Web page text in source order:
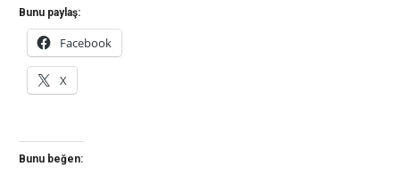
Bunu paylaş:
Facebook
X
Bunu beğen: